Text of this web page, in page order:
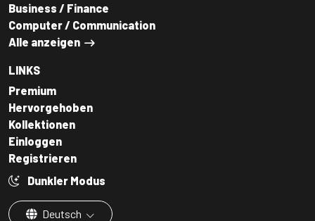
Business / Finance
Computer / Communication
Alle anzeigen
LINKS
Premium
Hervorgehoben
Kollektionen
Einloggen
Registrieren
Dunkler Modus
Deutsch